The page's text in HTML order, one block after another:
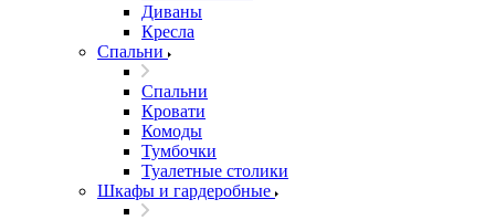
Диваны
Кресла
Спальни
Спальни
Кровати
Комоды
Тумбочки
Туалетные столики
Шкафы и гардеробные